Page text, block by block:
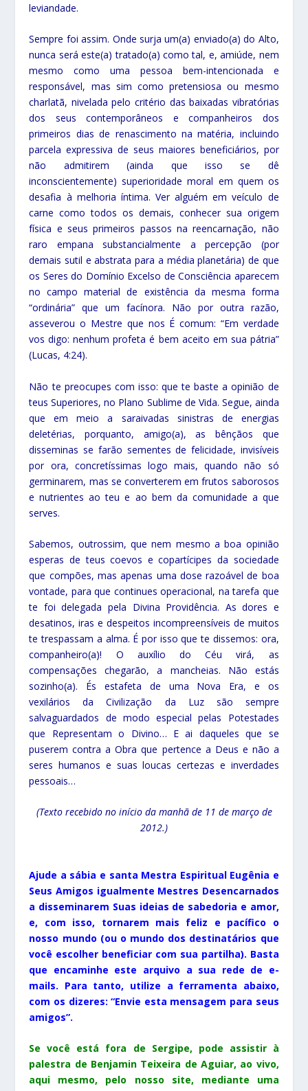
leviandade.
Sempre foi assim. Onde surja um(a) enviado(a) do Alto,
nunca será este(a) tratado(a) como tal, e, amiúde, nem
mesmo como uma pessoa bem-intencionada e
responsável, mas sim como pretensiosa ou mesmo
charlatã, nivelada pelo critério das baixadas vibratórias
dos seus contemporâneos e companheiros dos
primeiros dias de renascimento na matéria, incluindo
parcela expressiva de seus maiores beneficiários, por
não admitirem (ainda que isso se dê
inconscientemente) superioridade moral em quem os
desafia à melhoria íntima. Ver alguém em veículo de
carne como todos os demais, conhecer sua origem
física e seus primeiros passos na reencarnação, não
raro empana substancialmente a percepção (por
demais sutil e abstrata para a média planetária) de que
os Seres do Domínio Excelso de Consciência aparecem
no campo material de existência da mesma forma
“ordinária” que um facínora. Não por outra razão,
asseverou o Mestre que nos É comum: “Em verdade
vos digo: nenhum profeta é bem aceito em sua pátria”
(Lucas, 4:24).
Não te preocupes com isso: que te baste a opinião de
teus Superiores, no Plano Sublime de Vida. Segue, ainda
que em meio a saraivadas sinistras de energias
deletérias, porquanto, amigo(a), as bênçãos que
disseminas se farão sementes de felicidade, invisíveis
por ora, concretíssimas logo mais, quando não só
germinarem, mas se converterem em frutos saborosos
e nutrientes ao teu e ao bem da comunidade a que
serves.
Sabemos, outrossim, que nem mesmo a boa opinião
esperas de teus coevos e copartícipes da sociedade
que compões, mas apenas uma dose razoável de boa
vontade, para que continues operacional, na tarefa que
te foi delegada pela Divina Providência. As dores e
desatinos, iras e despeitos incompreensíveis de muitos
te trespassam a alma. É por isso que te dissemos: ora,
companheiro(a)! O auxílio do Céu virá, as
compensações chegarão, a mancheias. Não estás
sozinho(a). És estafeta de uma Nova Era, e os
vexilários da Civilização da Luz são sempre
salvaguardados de modo especial pelas Potestades
que Representam o Divino… E ai daqueles que se
puserem contra a Obra que pertence a Deus e não a
seres humanos e suas loucas certezas e inverdades
pessoais…
(Texto recebido no início da manhã de 11 de março de
2012.)
Ajude a sábia e santa Mestra Espiritual Eugênia e
Seus Amigos igualmente Mestres Desencarnados
a disseminarem Suas ideias de sabedoria e amor,
e, com isso, tornarem mais feliz e pacífico o
nosso mundo (ou o mundo dos destinatários que
você escolher beneficiar com sua partilha). Basta
que encaminhe este arquivo a sua rede de e-
mails. Para tanto, utilize a ferramenta abaixo,
com os dizeres: “Envie esta mensagem para seus
amigos”.
Se você está fora de Sergipe, pode assistir à
palestra de Benjamin Teixeira de Aguiar, ao vivo,
aqui mesmo, pelo nosso site, mediante uma